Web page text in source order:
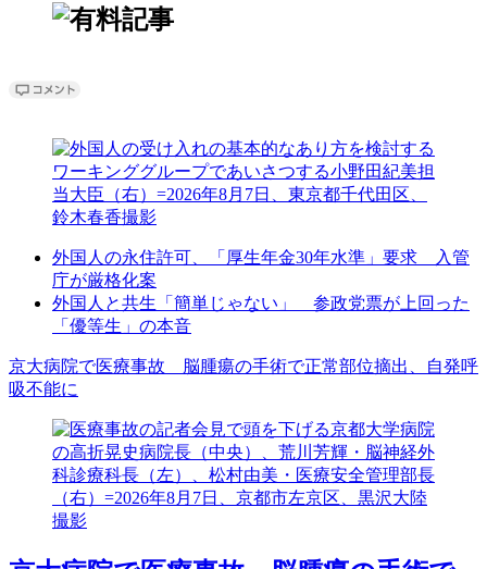
外国人の永住許可、「厚生年金30年水準」要求 入管
庁が厳格化案
外国人と共生「簡単じゃない」 参政党票が上回った
「優等生」の本音
京大病院で医療事故 脳腫瘍の手術で正常部位摘出、自発呼
吸不能に